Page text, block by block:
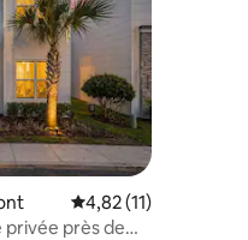
commentaires : 4,76 sur 5
Évaluation moyenne
4,82 (11)
près de